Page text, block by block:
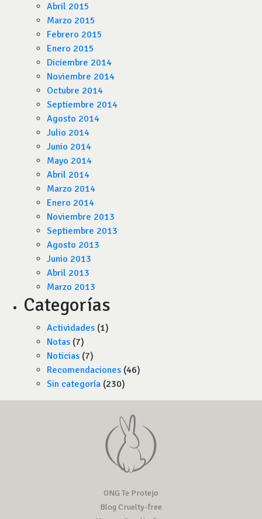
Abril 2015
Marzo 2015
Febrero 2015
Enero 2015
Diciembre 2014
Noviembre 2014
Octubre 2014
Septiembre 2014
Agosto 2014
Julio 2014
Junio 2014
Mayo 2014
Abril 2014
Marzo 2014
Enero 2014
Noviembre 2013
Septiembre 2013
Agosto 2013
Junio 2013
Abril 2013
Marzo 2013
Categorías
Actividades (1)
Notas (7)
Noticias (7)
Recomendaciones (46)
Sin categoría (230)
ONG Te Protejo
Blog Cruelty-free